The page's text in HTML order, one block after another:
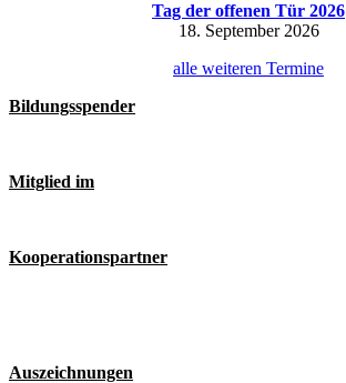
Tag der offenen Tür 2026
18. September 2026
alle weiteren Termine
Bildungsspender
Mitglied im
Kooperationspartner
Auszeichnungen